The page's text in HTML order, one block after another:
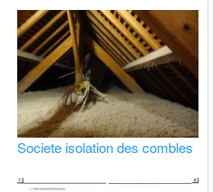
Societe isolation des combles